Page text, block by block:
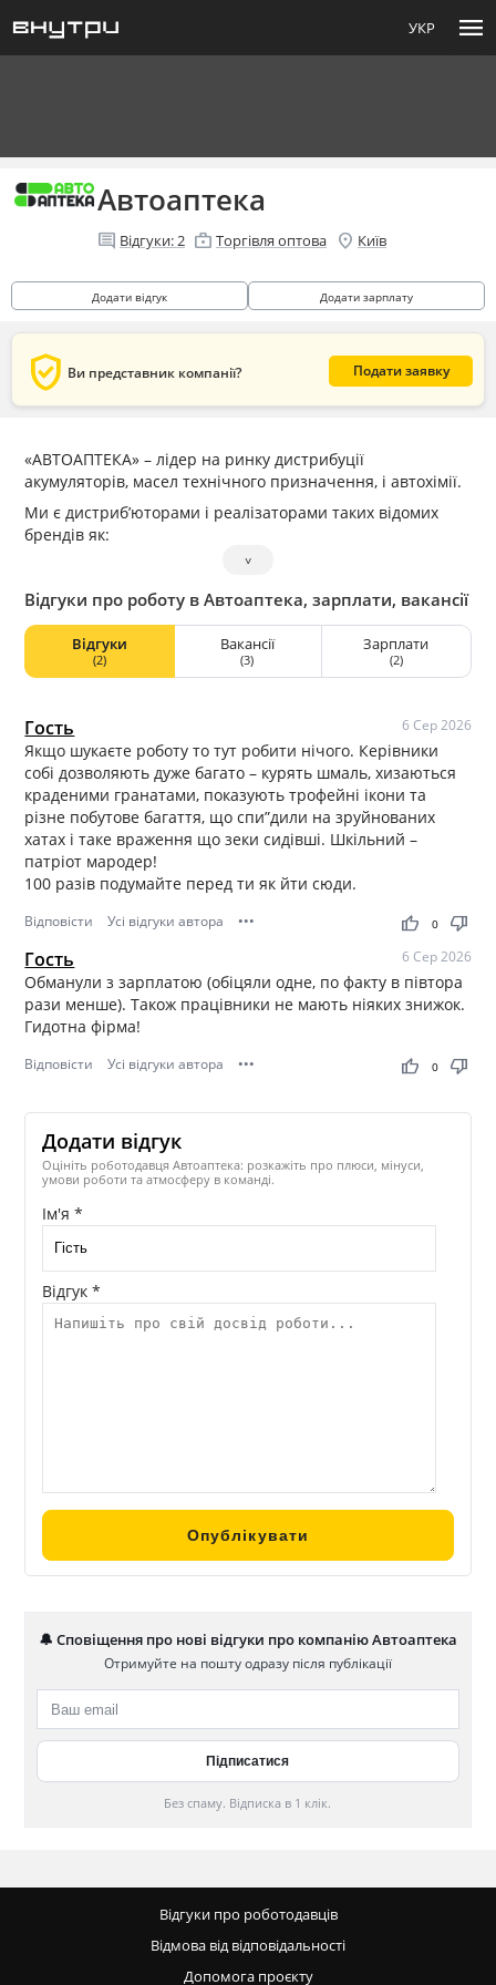
УКР menu
Автоаптека
comment Відгуки:2 enterprise Торгівля оптова location_on Київ
Додати відгук Додати зарплату
verified_user Ви представник компанії? Подати заявку
«АВТОАПТЕКА» – лідер на ринку дистрибуції
акумуляторів, масел технічного призначення, і автохімії.
Ми є дистриб’юторами і реалізаторами таких відомих
брендів як:
Bosch, Varta, Eurostart, Yuko ВАМП, SIBIRIA, STAREX,
WOLVER, WD-40, ROCKET, SOLITER, ZOLLEX, KAINAR і інші.
мотиватор – це наші співробітники. Наші співробітники
ініціативні, комунікабельні, відповідальні, результативні,
злагоджено працюють в команді і досягають
поставлених цілей разом з компанією.
˅
Відгуки про роботу в Автоаптека, зарплати, вакансії
Відгуки
(2)
Вакансії
(3)
Зарплати
(2)
Гость 6 Сер 2026
Якщо шукаєте роботу то тут робити нічого. Керівники
собі дозволяють дуже багато – курять шмаль, хизаються
краденими гранатами, показують трофейні ікони та
різне побутове багаття, що спи”дили на зруйнованих
хатах і таке враження що зеки сидівші. Шкільний –
патріот мародер!
100 разів подумайте перед ти як йти сюди.
Відповісти Усі відгуки автора ••• thumb_up thumb_down
0
Гость 6 Сер 2026
Обманули з зарплатою (обіцяли одне, по факту в півтора
рази менше). Також працівники не мають ніяких знижок.
Гидотна фірма!
Відповісти Усі відгуки автора ••• thumb_up thumb_down
0
Додати відгук
Оцініть роботодавця Автоаптека: розкажіть про плюси, мінуси,
умови роботи та атмосферу в команді.
Ім'я *
Відгук *
🔔 Сповіщення про нові відгуки про компанію Автоаптека
Отримуйте на пошту одразу після публікації
Без спаму. Відписка в 1 клік.
Відгуки про роботодавців
Відмова від відповідальності
Допомога проєкту